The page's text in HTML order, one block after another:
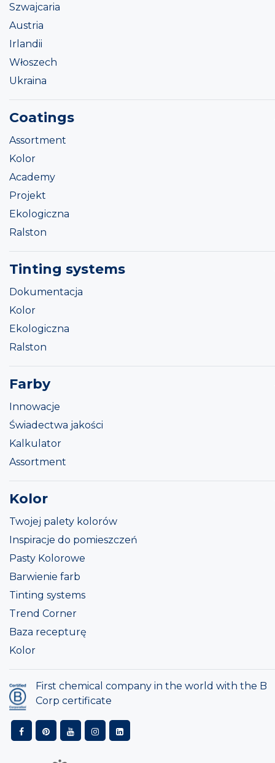
Szwajcaria
Austria
Irlandii
Włoszech
Ukraina
Coatings
Assortment
Kolor
Academy
Projekt
Ekologiczna
Ralston
Tinting systems
Dokumentacja
Kolor
Ekologiczna
Ralston
Farby
Innowacje
Świadectwa jakości
Kalkulator
Assortment
Kolor
Twojej palety kolorów
Inspiracje do pomieszczeń
Pasty Kolorowe
Barwienie farb
Tinting systems
Trend Corner
Baza recepturę
Kolor
First chemical company in the world with the B
Corp certificate